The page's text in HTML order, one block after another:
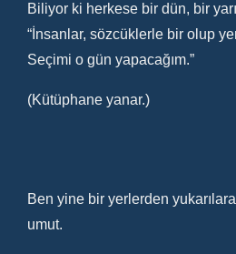
Biliyor ki herkese bir dün, bir
“İnsanlar, sözcüklerle bir olup
Seçimi o gün yapacağım.”
(Kütüphane yanar.)
Ben yine bir yerlerden
umut.